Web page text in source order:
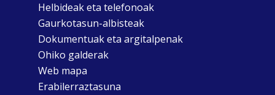
Helbideak eta telefonoak
Gaurkotasun-albisteak
Dokumentuak eta argitalpenak
Ohiko galderak
Web mapa
Erabilerraztasuna